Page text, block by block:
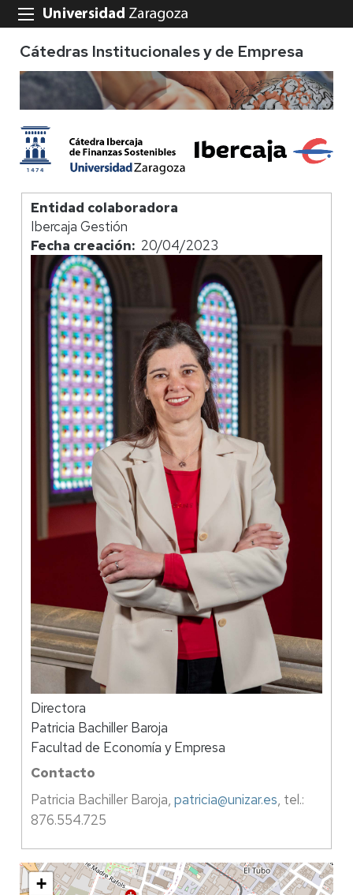
Cátedras Institucionales y de Empresa
Entidad colaboradora
Ibercaja Gestión
Fecha creación
20/04/2023
Directora
Patricia Bachiller Baroja
Facultad de Economía y Empresa
Contacto
Patricia Bachiller Baroja, patricia@unizar.es, tel.:
876.554.725
+